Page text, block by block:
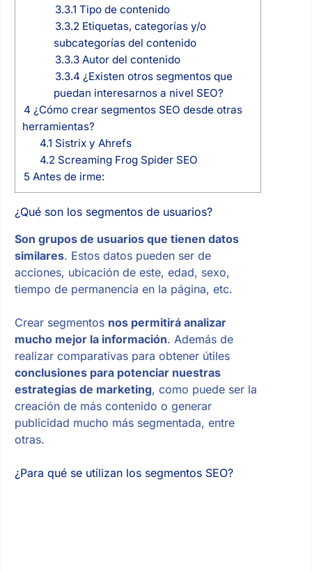
3.3.1 Tipo de contenido
3.3.2 Etiquetas, categorías y/o
subcategorías del contenido
3.3.3 Autor del contenido
3.3.4 ¿Existen otros segmentos que
puedan interesarnos a nivel SEO?
4 ¿Cómo crear segmentos SEO desde otras
herramientas?
4.1 Sistrix y Ahrefs
4.2Screaming Frog Spider SEO
5 Antes de irme:
¿Qué son los segmentos de usuarios?
Son grupos de usuarios que tienen datos
similares. Estos datos pueden ser de
acciones, ubicación de este, edad, sexo,
tiempo de permanencia en la página, etc.
Crear segmentos nos permitirá analizar
mucho mejor la información. Además de
realizar comparativas para obtener útiles
conclusiones para potenciar nuestras
estrategias de marketing, como puede ser la
creación de más contenido o generar
publicidad mucho más segmentada, entre
otras.
¿Para qué se utilizan los segmentos SEO?